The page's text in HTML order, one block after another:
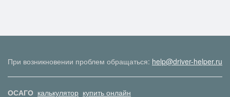
При возникновении проблем обращаться: help@driver-helper.ru
ОСАГО калькулятор купить онлайн